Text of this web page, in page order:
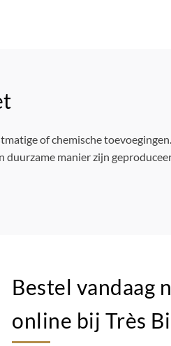
of chemische
manier zijn
Bestel vandaag
online bij Très